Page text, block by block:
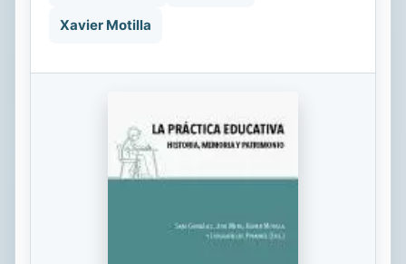
Xavier Motilla